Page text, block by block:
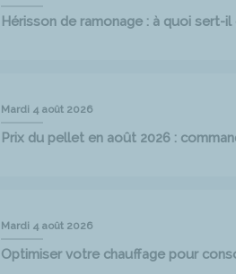
Hérisson de ramonage : à quoi sert-
Mardi 4 août 2026
Prix du pellet en août 2026 :
Mardi 4 août 2026
Optimiser votre chauffage pour